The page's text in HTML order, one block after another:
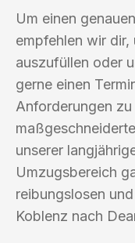
Um einen
empfehlen wir
auszufüllen oder
gerne einen
Anforderungen
unserer
Umzugsbereich
reibungslosen
Koblenz nach